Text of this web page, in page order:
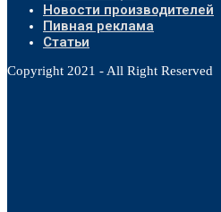
Новости производителей
Пивная реклама
Статьи
Copyright 2021 - All Right Reserved